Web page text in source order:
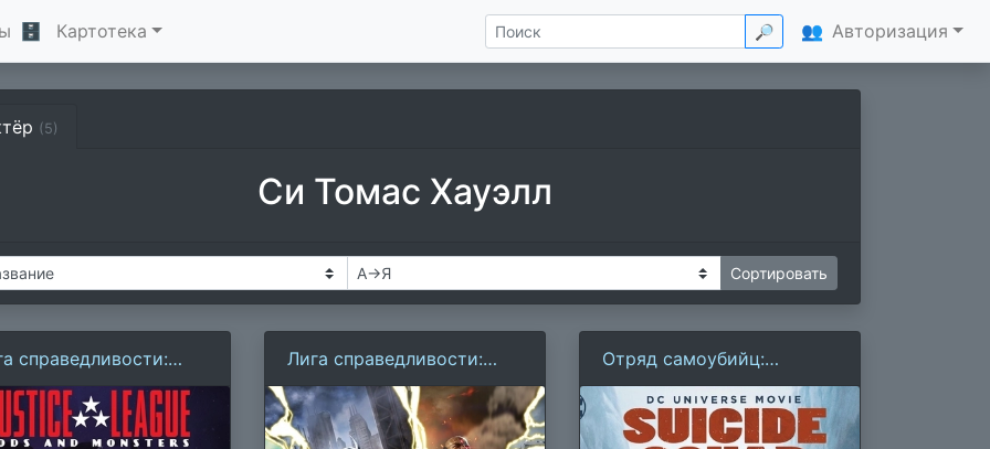
🗄 Картотека 🔎 👥 Авторизация
(5)
Си Томас Хауэлл
справедливости:
и монстры
Лига справедливости:
Парадокс источника
конфликта
Отряд самоубийц:
Строгое наказание